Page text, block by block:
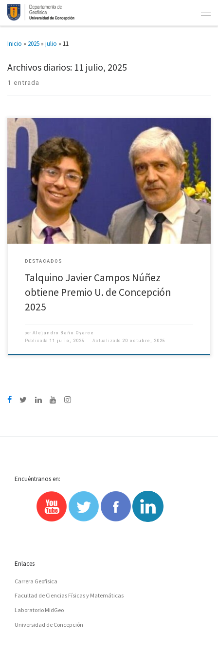
Inicio » 2025 » julio » 11
Archivos diarios: 11 julio, 2025
1 entrada
El reconocimiento se le otorga a los estudiantes con el promedio más alto
de su promoción tras haber cursado de manera continua y sin
reprobaciones la totalidad de su carrera […]
DESTACADOS
Talquino Javier Campos Núñez
obtiene Premio U. de Concepción
2025
por Alejandro Baño Oyarce
Publicada 11 julio, 2025 Actualizado 20 octubre, 2025
Encuéntranos en:
Enlaces
Carrera Geofísica
Facultad de Ciencias Físicas y Matemáticas
Laboratorio MidGeo
Universidad de Concepción